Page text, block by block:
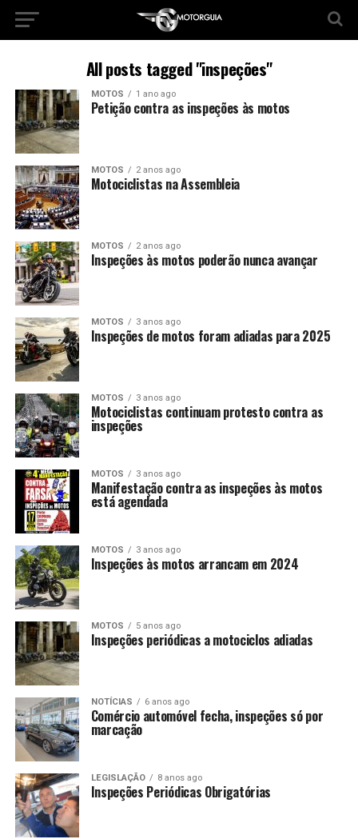
All posts tagged "inspeções"
MOTOS 1 ano ago
Petição contra as inspeções às motos
MOTOS 2 anos ago
Motociclistas na Assembleia
MOTOS 2 anos ago
Inspeções às motos poderão nunca avançar
MOTOS 3 anos ago
Inspeções de motos foram adiadas para 2025
MOTOS 3 anos ago
Motociclistas continuam protesto contra as
inspeções
MOTOS 3 anos ago
Manifestação contra as inspeções às motos
está agendada
MOTOS 3 anos ago
Inspeções às motos arrancam em 2024
MOTOS 5 anos ago
Inspeções periódicas a motociclos adiadas
NOTÍCIAS 6 anos ago
Comércio automóvel fecha, inspeções só por
marcação
LEGISLAÇÃO 8 anos ago
Inspeções Periódicas Obrigatórias